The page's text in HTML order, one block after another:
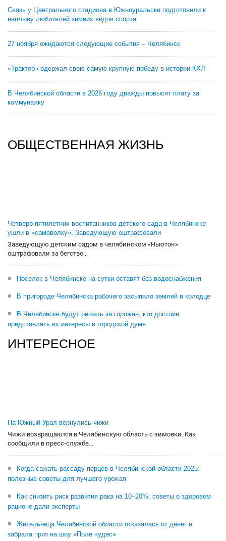
Связь у Центрального стадиона в Южноуральске подготовили к
наплыву любителей зимних видов спорта
27 ноября ожидаются следующие события – Челябинск
«Трактор» одержал свою самую крупную победу в истории КХЛ
В Челябинской области в 2026 году дважды повысят плату за
коммуналку
ОБЩЕСТВЕННАЯ ЖИЗНЬ
Четверо пятилетних воспитанников детского сада в Челябинске
ушли в «самоволку». Заведующую оштрафовали
Заведующую детским садом в челябинском «Ньютон»
оштрафовали за бегство...
Поселок в Челябинске на сутки оставят без водоснабжения
В пригороде Челябинска рабочего засыпало землей в колодце
В Челябинске будут решать за горожан, кто достоин
представлять их интересы в городской думе
ИНТЕРЕСНОЕ
На Южный Урал вернулись чижи
Чижи возвращаются в Челябинскую область с зимовки. Как
сообщили в пресс-службе...
Когда сажать рассаду перцев в Челябинской области-2025:
полезные советы для лучшего урожая
Как снизить риск развития рака на 10–20%: советы о здоровом
рационе дали эксперты
Жительница Челябинской области отказалась от денег и
забрала приз на шоу «Поле чудес»